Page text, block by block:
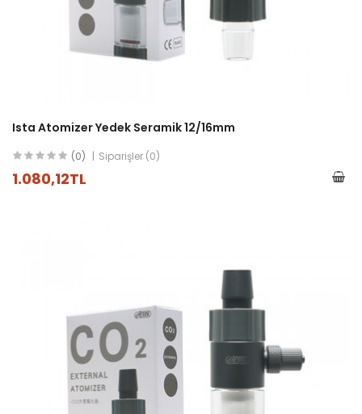
Ista Atomizer Yedek Seramik 12/16mm
(0) Siparişler (0)
1.080,12TL